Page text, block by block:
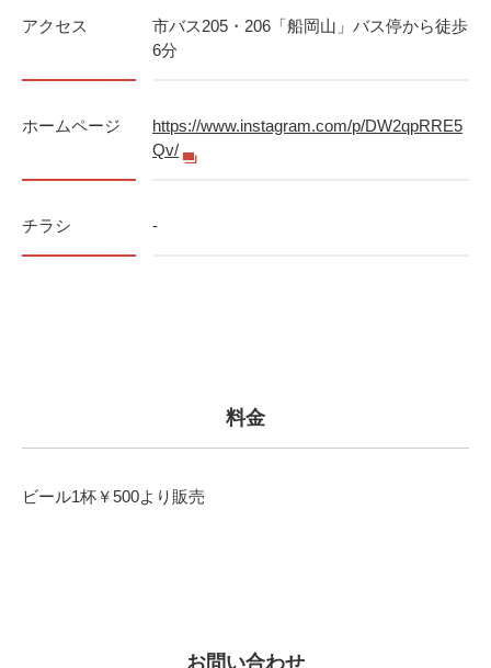
アクセス
市バス205・206「船岡山」バス停から徒歩
6分
ホームページ
https://www.instagram.com/p/DW2qpRRE5
Qv/
チラシ -
料金
ビール1杯￥500より販売
お問い合わせ